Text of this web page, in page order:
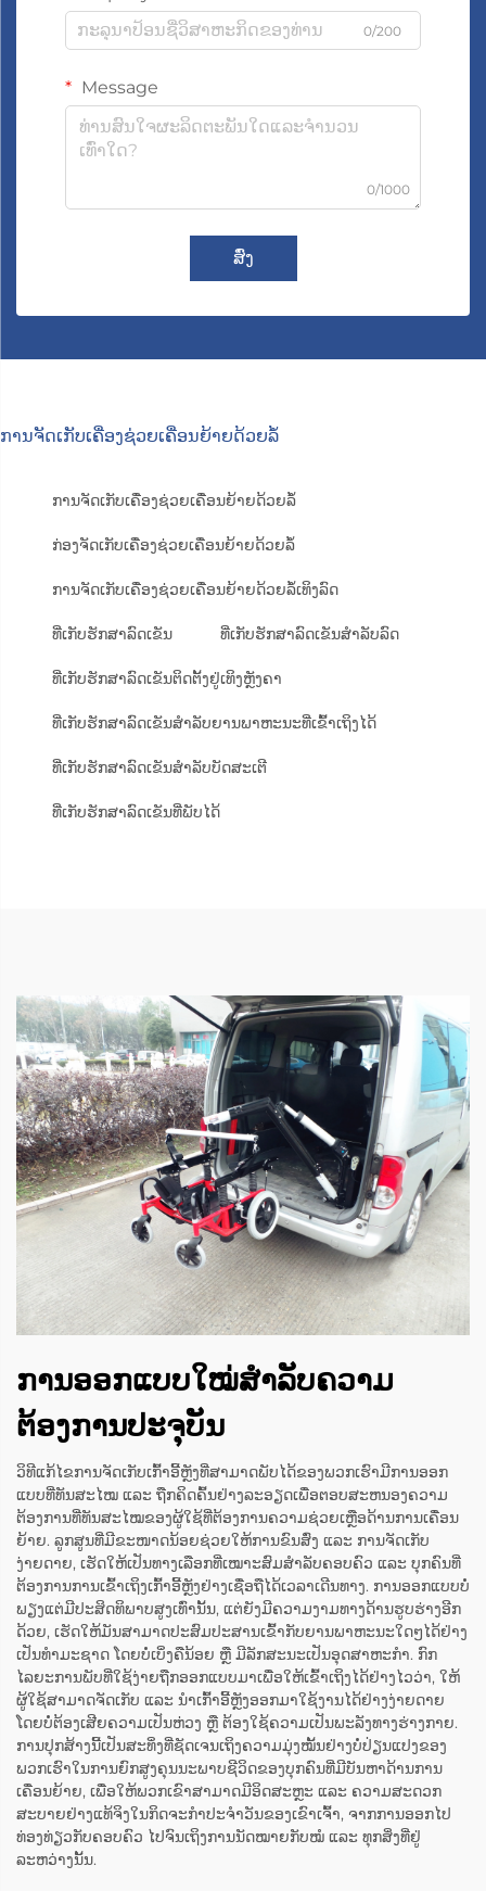
0/200
Message
0/1000
ສົ່ງ
ການຈັດເກັບເຄື່ອງຊ່ວຍເຄື່ອນຍ້າຍດ້ວຍລໍ້
ການຈັດເກັບເຄື່ອງຊ່ວຍເຄື່ອນຍ້າຍດ້ວຍລໍ້
ກ່ອງຈັດເກັບເຄື່ອງຊ່ວຍເຄື່ອນຍ້າຍດ້ວຍລໍ້
ການຈັດເກັບເຄື່ອງຊ່ວຍເຄື່ອນຍ້າຍດ້ວຍລໍ້ເທິງລົດ
ທີ່ເກັບຮັກສາລົດເຂັນ ທີ່ເກັບຮັກສາລົດເຂັນສຳລັບລົດ
ທີ່ເກັບຮັກສາລົດເຂັນຕິດຕັ້ງຢູ່ເທິງຫຼັງຄາ
ທີ່ເກັບຮັກສາລົດເຂັນສຳລັບຍານພາຫະນະທີ່ເຂົ້າເຖິງໄດ້
ທີ່ເກັບຮັກສາລົດເຂັນສຳລັບບັດສະເຕີ
ທີ່ເກັບຮັກສາລົດເຂັນທີ່ພັບໄດ້
ການອອກແບບໃໝ່ສຳລັບຄວາມ
ຕ້ອງການປະຈຸບັນ
ວິທີແກ້ໄຂການຈັດເກັບເກົ້າອີ້ຫຼັງທີ່ສາມາດພັບໄດ້ຂອງພວກເຮົາມີການອອກ
ແບບທີ່ທັນສະໄໝ ແລະ ຖືກຄິດຄົ້ນຢ່າງລະອຽດເພື່ອຕອບສະຫນອງຄວາມ
ຕ້ອງການທີ່ທັນສະໄໝຂອງຜູ້ໃຊ້ທີ່ຕ້ອງການຄວາມຊ່ວຍເຫຼືອດ້ານການເຄື່ອນ
ຍ້າຍ. ລູກສູນທີ່ມີຂະໜາດນ້ອຍຊ່ວຍໃຫ້ການຂົນສົ່ງ ແລະ ການຈັດເກັບ
ງ່າຍດາຍ, ເຮັດໃຫ້ເປັນທາງເລືອກທີ່ເໝາະສົມສຳລັບຄອບຄົວ ແລະ ບຸກຄົນທີ່
ຕ້ອງການການເຂົ້າເຖິງເກົ້າອີ້ຫຼັງຢ່າງເຊື່ອຖືໄດ້ເວລາເດີນທາງ. ການອອກແບບບໍ່
ພຽງແຕ່ມີປະສິດທິພາບສູງເທົ່ານັ້ນ, ແຕ່ຍັງມີຄວາມງາມທາງດ້ານຮູບຮ່າງອີກ
ດ້ວຍ, ເຮັດໃຫ້ມັນສາມາດປະສົມປະສານເຂົ້າກັບຍານພາຫະນະໃດໆໄດ້ຢ່າງ
ເປັນທຳມະຊາດ ໂດຍບໍ່ເບິ່ງຄືນ້ອຍ ຫຼື ມີລັກສະນະເປັນອຸດສາຫະກຳ. ກົກ
ໄລຍະການພັບທີ່ໃຊ້ງ່າຍຖືກອອກແບບມາເພື່ອໃຫ້ເຂົ້າເຖິງໄດ້ຢ່າງໄວວ່າ, ໃຫ້
ຜູ້ໃຊ້ສາມາດຈັດເກັບ ແລະ ນຳເກົ້າອີ້ຫຼັງອອກມາໃຊ້ງານໄດ້ຢ່າງງ່າຍດາຍ
ໂດຍບໍ່ຕ້ອງເສີຍຄວາມເປັນຫ່ວງ ຫຼື ຕ້ອງໃຊ້ຄວາມເປັນພະລັງທາງຮ່າງກາຍ.
ການປຸກສ້າງນີ້ເປັນສະທິ່ງທີ່ຊັດເຈນເຖິງຄວາມມຸ່ງໝັ້ນຢ່າງບໍ່ປ່ຽນແປງຂອງ
ພວກເຮົາໃນການຍົກສູງຄຸນນະພາບຊີວິດຂອງບຸກຄົນທີ່ມີບັນຫາດ້ານການ
ເຄື່ອນຍ້າຍ, ເພື່ອໃຫ້ພວກເຂົາສາມາດມີອິດສະຫຼະ ແລະ ຄວາມສະດວກ
ສະບາຍຢ່າງແທ້ຈິງໃນກິດຈະກຳປະຈຳວັນຂອງເຂົາເຈົ້າ, ຈາກການອອກໄປ
ທ່ອງທ່ຽວກັບຄອບຄົວ ໄປຈົນເຖິງການນັດໝາຍກັບໝໍ ແລະ ທຸກສິ່ງທີ່ຢູ່
ລະຫວ່າງນັ້ນ.